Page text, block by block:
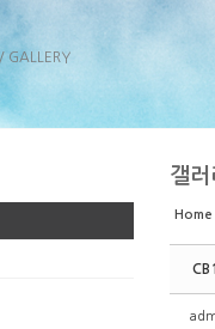
/ GALLERY
갤러
Home
5
5